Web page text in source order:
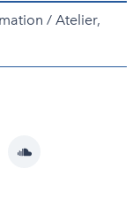
/ Atelier,
Soundcloud